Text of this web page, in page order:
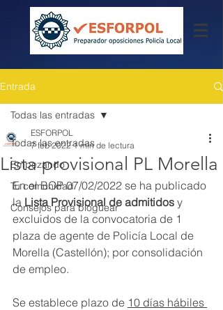
Entrada
Todas las entradas
Empezando
Tu comunidad
Consejos para bloguear
Todas las entradas
Lista provisional PL Morella
ESFORPOL
7 feb 2022 1 min de lectura
En el BOP 07/02/2022 se ha publicado
la Lista Provisional de admitidos y
excluidos de la convocatoria de 1
plaza de agente de Policía Local de
Morella (Castellón); por consolidación
de empleo.
Se establece plazo de 10 días hábiles